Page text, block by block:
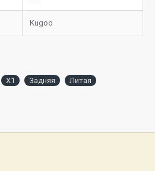
Kugoo
X1 Задняя Литая